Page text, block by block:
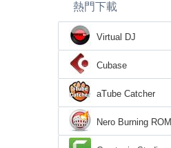
熱門下載
Virtual DJ
Cubase
aTube Catcher
Nero Burning ROM